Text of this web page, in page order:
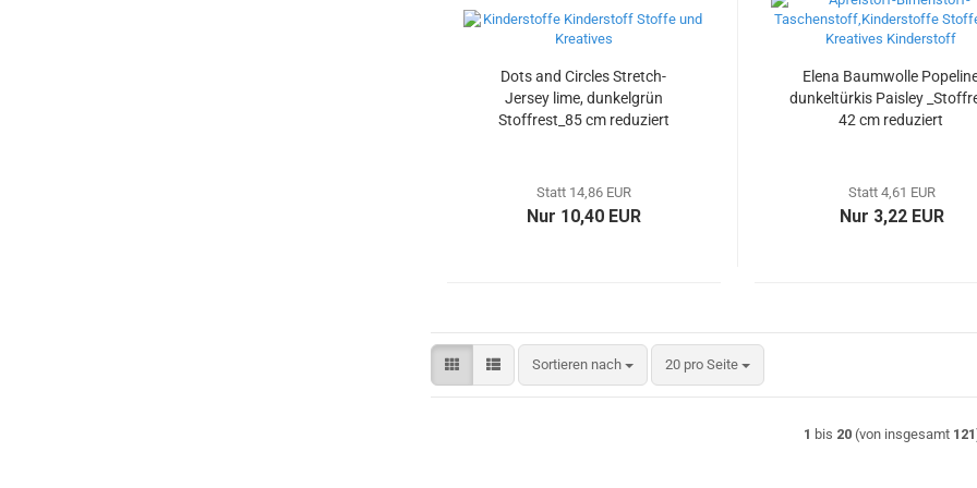
Dots and Circles Stretch-
Jersey lime, dunkelgrün
Stoffrest_85 cm reduziert
Statt 14,86 EUR
Nur 10,40 EUR
Elena Baumwolle
dunkeltürkis Paisley
42 cm reduziert
Statt 4,61 EUR
Nur 3,22 EUR
Sortieren nach
Sortieren nach 20 pro Seite
pro Seite
1 bis 20(von insgesamt 121